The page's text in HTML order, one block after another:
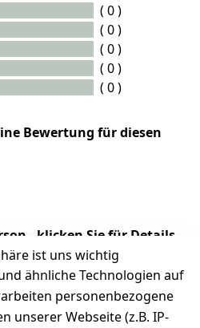
( 0 )
( 0 )
( 0 )
( 0 )
( 0 )
Bewertung für diesen
- klicken Sie für Details
ist uns wichtig
ähnliche Technologien auf
personenbezogene
unserer Webseite (z.B. IP-